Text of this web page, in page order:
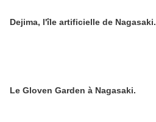
Dejima, l'île artificielle de Nagasaki.
Le Gloven Garden à Nagasaki.